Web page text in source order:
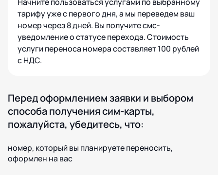
тарифу уже с первого дня, а мы переведем ваш
номер через 8 дней. Вы получите смс-
уведомление о статусе перехода. Стоимость
услуги переноса номера составляет 100 рублей
с НДС.
Перед оформлением заявки и выбором
способа получения сим-карты,
пожалуйста, убедитесь, что:
номер, который вы планируете переносить,
оформлен на вас